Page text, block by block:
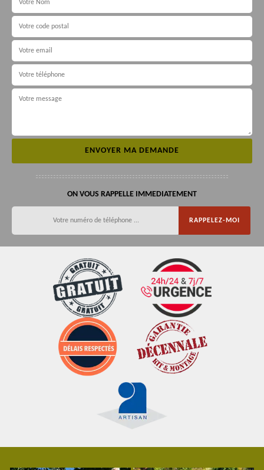
ON VOUS RAPPELLE IMMEDIATEMENT